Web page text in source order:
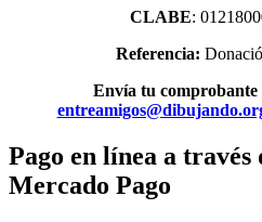
CLABE:
Referencia:
Envía tu comprobante
Pago en línea a través
Mercado Pago